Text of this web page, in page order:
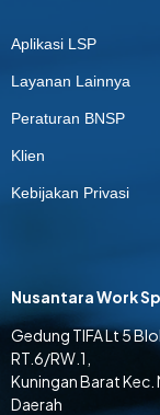
Aplikasi LSP
Layanan Lainnya
Peraturan BNSP
Klien
Kebijakan Privasi
Nusantara Work
Gedung TIFA Lt 5
RT.6/RW.1,
Kuningan Barat
Daerah